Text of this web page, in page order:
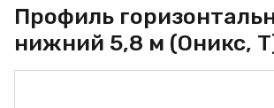
Профиль
нижний 5,8 м (Оникс,